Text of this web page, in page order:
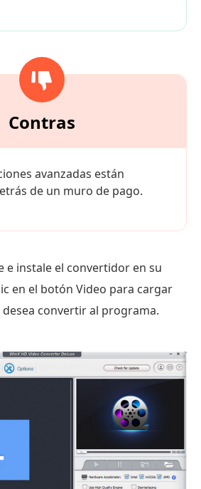
Contras
avanzadas están
de un muro de pago.
e instale el convertidor en su
en el botón Video para cargar
desea convertir al programa.